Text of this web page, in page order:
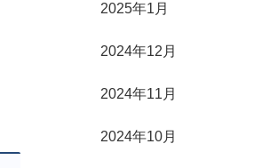
2025年1月
2024年12月
2024年11月
2024年10月